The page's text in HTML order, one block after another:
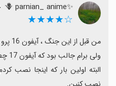
فرصت‌هایی برای بهبود
تجربه نصب گاه به گوگل
درباره قیمت‌ها و
قیمت صحبت می‌کنند.
در کل دیدگاه‌ها مثبت
تجربه کاربری بسیار خوبی
✨️🪻 parnian_ anime 🌷✨️
☆★★★★